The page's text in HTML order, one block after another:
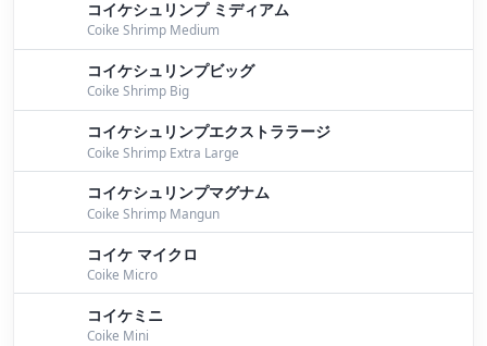
コイケシュリンプ ミディアム
Coike Shrimp Medium
コイケシュリンプビッグ
Coike Shrimp Big
コイケシュリンプエクストララージ
Coike Shrimp Extra Large
コイケシュリンプマグナム
Coike Shrimp Mangun
コイケ マイクロ
Coike Micro
コイケミニ
Coike Mini